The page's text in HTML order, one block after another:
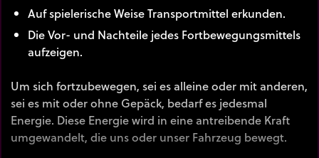
Auf spielerische Weise Transportmittel erkunden.
Die Vor- und Nachteile jedes Fortbewegungsmittels
aufzeigen.
Um sich fortzubewegen, sei es alleine oder mit anderen,
sei es mit oder ohne Gepäck, bedarf es jedesmal
Energie. Diese Energie wird in eine antreibende Kraft
umgewandelt, die uns oder unser Fahrzeug bewegt.